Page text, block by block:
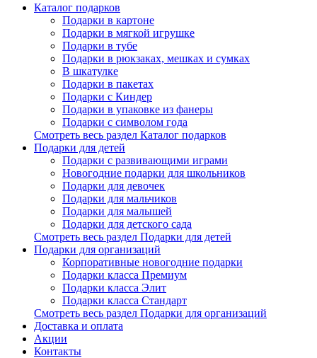
Каталог подарков
Подарки в картоне
Подарки в мягкой игрушке
Подарки в тубе
Подарки в рюкзаках, мешках и сумках
В шкатулке
Подарки в пакетах
Подарки с Киндер
Подарки в упаковке из фанеры
Подарки с символом года
Смотреть весь раздел Каталог подарков
Подарки для детей
Подарки с развивающими играми
Новогодние подарки для школьников
Подарки для девочек
Подарки для мальчиков
Подарки для малышей
Подарки для детского сада
Смотреть весь раздел Подарки для детей
Подарки для организаций
Корпоративные новогодние подарки
Подарки класса Премиум
Подарки класса Элит
Подарки класса Стандарт
Смотреть весь раздел Подарки для организаций
Доставка и оплата
Акции
Контакты